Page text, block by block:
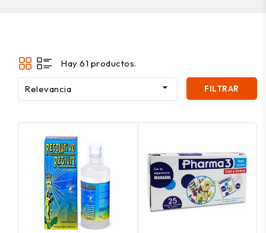
Hay 61 productos.
Relevancia  FILTRAR